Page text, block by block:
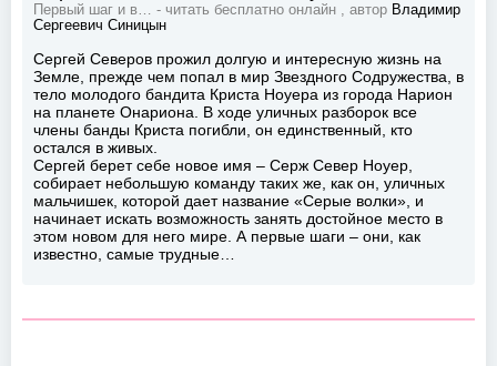
Первый шаг и в… - читать бесплатно онлайн , автор Владимир
Сергеевич Синицын
Сергей Северов прожил долгую и интересную жизнь на
Земле, прежде чем попал в мир Звездного Содружества, в
тело молодого бандита Криста Ноуера из города Нарион
на планете Онариона. В ходе уличных разборок все
члены банды Криста погибли, он единственный, кто
остался в живых.
Сергей берет себе новое имя – Серж Север Ноуер,
собирает небольшую команду таких же, как он, уличных
мальчишек, которой дает название «Серые волки», и
начинает искать возможность занять достойное место в
этом новом для него мире. А первые шаги – они, как
известно, самые трудные…